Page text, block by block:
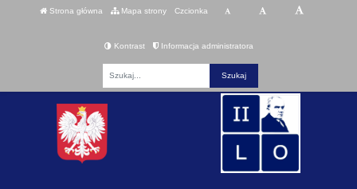
Strona główna Mapa strony Czcionka
Kontrast Informacja administratora